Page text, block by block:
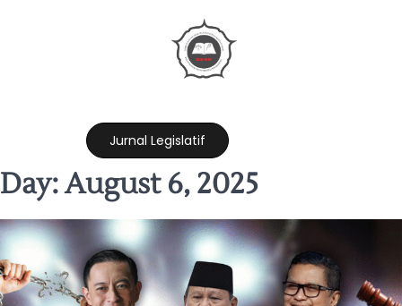
Jurnal Legislatif
Day:August 6, 2025